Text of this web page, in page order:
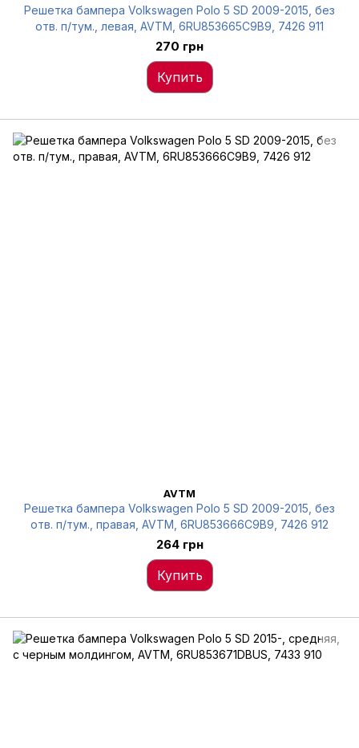
Решетка бампера Volkswagen Polo 5 SD 2009-2015, без
отв. п/тум., левая, AVTM, 6RU853665C9B9, 7426 911
270 грн
Купить
AVTM
Решетка бампера Volkswagen Polo 5 SD 2009-2015, без
отв. п/тум., правая, AVTM, 6RU853666C9B9, 7426 912
264 грн
Купить